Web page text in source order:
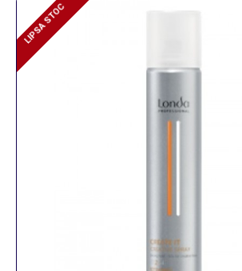
LIPSA STOC
LIPSA STOC